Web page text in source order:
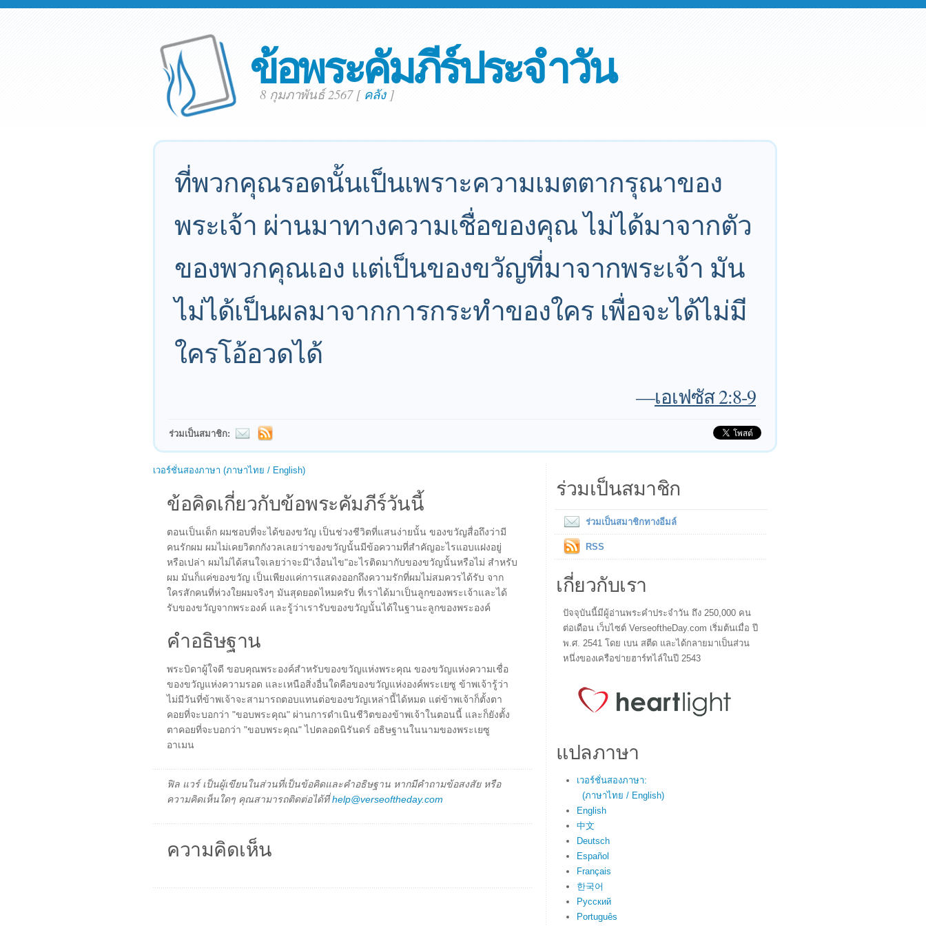
ข้อพระคัมภีร์ประจำวัน
8 กุมภาพันธ์ 2567 [ คลัง]
ที่พวกคุณรอดนั้นเป็นเพราะความเมตตากรุณาของ
พระเจ้า ผ่านมาทางความเชื่อของคุณ ไม่ได้มาจากตัว
ของพวกคุณเอง แต่เป็นของขวัญที่มาจากพระเจ้า มัน
ไม่ได้เป็นผลมาจากการกระทำของใคร เพื่อจะได้ไม่มี
ใครโอ้อวดได้
—เอเฟซัส 2:8-9
ร่วมเป็นสมาชิก:
เวอร์ชั่นสองภาษา (ภาษาไทย / English)
ข้อคิดเกี่ยวกับข้อพระคัมภีร์วันนี้
ตอนเป็นเด็ก ผมชอบที่จะได้ของขวัญ เป็นช่วงชีวิตที่แสนง่ายนั้น ของขวัญสื่อถึงว่ามี
คนรักผม ผมไม่เคยวิตกกังวลเลยว่าของขวัญนั้นมีข้อความที่สำคัญอะไรแอบแฝงอยู่
หรือเปล่า ผมไม่ได้สนใจเลยว่าจะมี"เงื่อนไข"อะไรติดมากับของขวัญนั้นหรือไม่ สำหรับ
ผม มันก็แค่ของขวัญ เป็นเพียงแค่การแสดงออกถึงความรักที่ผมไม่สมควรได้รับ จาก
ใครสักคนที่ห่วงใยผมจริงๆ มันสุดยอดไหมครับ ที่เราได้มาเป็นลูกของพระเจ้าและได้
รับของขวัญจากพระองค์ และรู้ว่าเรารับของขวัญนั้นได้ในฐานะลูกของพระองค์
คำอธิษฐาน
พระบิดาผู้ใจดี ขอบคุณพระองค์สำหรับของขวัญแห่งพระคุณ ของขวัญแห่งความเชื่อ
ของขวัญแห่งความรอด และเหนือสิ่งอื่นใดคือของขวัญแห่งองค์พระเยซู ข้าพเจ้ารู้ว่า
ไม่มีวันที่ข้าพเจ้าจะสามารถตอบแทนต่อของขวัญเหล่านี้ได้หมด แต่ข้าพเจ้าก็ตั้งตา
คอยที่จะบอกว่า "ขอบพระคุณ" ผ่านการดำเนินชีวิตของข้าพเจ้าในตอนนี้ และก็ยังตั้ง
ตาคอยที่จะบอกว่า "ขอบพระคุณ" ไปตลอดนิรันดร์ อธิษฐานในนามของพระเยซู
อาเมน
ฟิล แวร์ เป็นผู้เขียนในส่วนที่เป็นข้อคิดและคำอธิษฐาน หากมีคำถามข้อสงสัย หรือ
ความคิดเห็นใดๆ คุณสามารถติดต่อได้ที่help@verseoftheday.com
ความคิดเห็น
ร่วมเป็นสมาชิก
ร่วมเป็นสมาชิกทางอีมล์
RSS
เกี่ยวกับเรา
ปัจจุบันนี้มีผู้อ่านพระคำประจำวัน ถึง 250,000 คน
ต่อเดือน เว็บไซต์ VerseoftheDay.com เริ่มต้นเมื่อ ปี
พ.ศ. 2541 โดย เบน สตีด และได้กลายมาเป็นส่วน
หนึ่งของเครือข่ายฮาร์ทไล์ในปี 2543
แปลภาษา
เวอร์ชั่นสองภาษา:
(ภาษาไทย / English)
English
中文
Deutsch
Español
Français
한국어
Русский
Português